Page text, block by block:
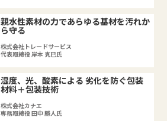
親水性素材の力であらゆる基材を汚れか
ら守る
株式会社トレードサービス
代表取締役 岸本 克巳氏
湿度、光、酸素による 劣化を防ぐ包装
材料＋包装技術
株式会社カナエ
専務取締役 田中 勝人氏